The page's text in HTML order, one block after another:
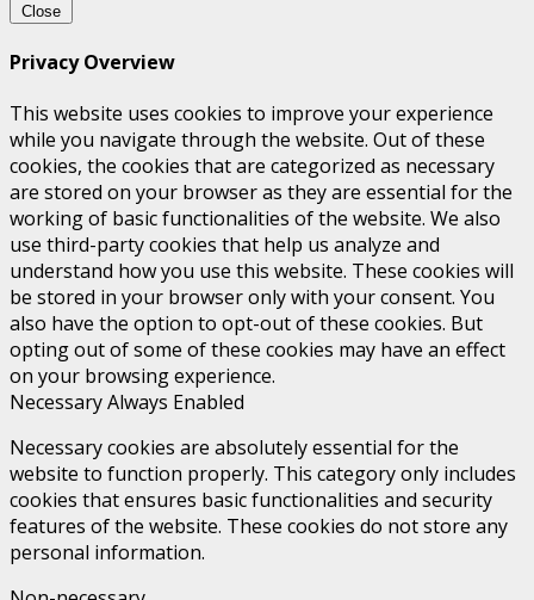
Close
Privacy Overview
This website uses cookies to improve your experience
while you navigate through the website. Out of these
cookies, the cookies that are categorized as necessary
are stored on your browser as they are essential for the
working of basic functionalities of the website. We also
use third-party cookies that help us analyze and
understand how you use this website. These cookies will
be stored in your browser only with your consent. You
also have the option to opt-out of these cookies. But
opting out of some of these cookies may have an effect
on your browsing experience.
NecessaryAlways Enabled
Necessary cookies are absolutely essential for the
website to function properly. This category only includes
cookies that ensures basic functionalities and security
features of the website. These cookies do not store any
personal information.